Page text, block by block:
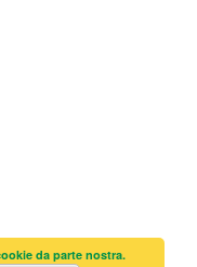
da parte nostra.